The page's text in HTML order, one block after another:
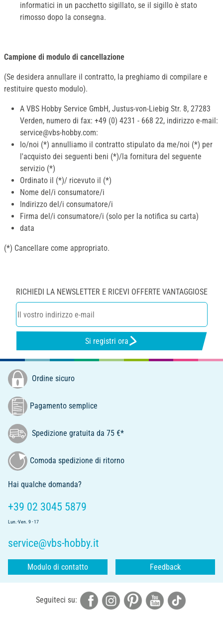
informatici in un pacchetto sigillato, se il sigillo è stato
rimosso dopo la consegna.
Campione di modulo di cancellazione
(Se desidera annullare il contratto, la preghiamo di compilare e
restituire questo modulo).
A VBS Hobby Service GmbH, Justus-von-Liebig Str. 8, 27283
Verden, numero di fax: +49 (0) 4231 - 668 22, indirizzo e-mail:
service@vbs-hobby.com:
Io/noi (*) annulliamo il contratto stipulato da me/noi (*) per
l'acquisto dei seguenti beni (*)/la fornitura del seguente
servizio (*)
Ordinato il (*)/ ricevuto il (*)
Nome del/i consumatore/i
Indirizzo del/i consumatore/i
Firma del/i consumatore/i (solo per la notifica su carta)
data
(*) Cancellare come appropriato.
RICHIEDI LA NEWSLETTER E RICEVI OFFERTE VANTAGGIOSE
Si registri ora
Ordine sicuro
Pagamento semplice
Spedizione gratuita da 75 €*
Comoda spedizione di ritorno
Hai qualche domanda?
+39 02 3045 5879
Lun.-Ven. 9 - 17
service@vbs-hobby.it
Modulo di contatto Feedback
Seguiteci su: